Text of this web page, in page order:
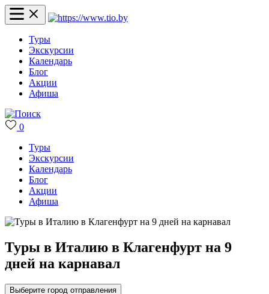
Туры
Экскурсии
Календарь
Блог
Акции
Афиша
0
Туры
Экскурсии
Календарь
Блог
Акции
Афиша
Туры в Италию в Клагенфурт на 9
дней на карнавал
Выберите город отправления